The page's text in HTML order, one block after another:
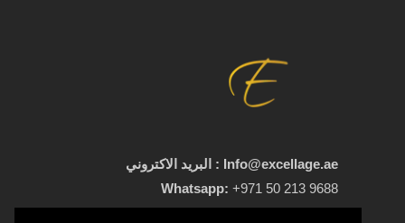
Info@excellage.ae : البريد الاكتروني
Whatsapp: +971 50 213 9688
+971 4 330 0064
:رقم